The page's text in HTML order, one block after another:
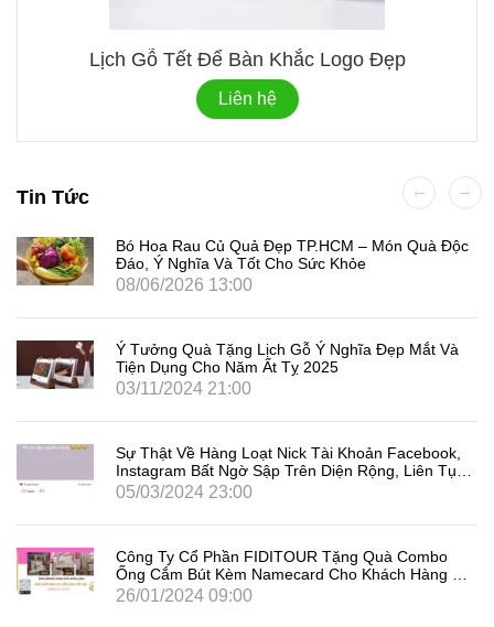
Lịch Gỗ Tết Để Bàn Khắc Logo Đẹp
Liên hệ
Tin Tức
Bó Hoa Rau Củ Quả Đẹp TP.HCM – Món Quà Độc
Đáo, Ý Nghĩa Và Tốt Cho Sức Khỏe
08/06/2026 13:00
Ý Tưởng Quà Tặng Lịch Gỗ Ý Nghĩa Đẹp Mắt Và
Tiện Dụng Cho Năm Ất Tỵ 2025
03/11/2024 21:00
Sự Thật Về Hàng Loạt Nick Tài Khoản Facebook,
Instagram Bất Ngờ Sập Trên Diện Rộng, Liên Tục
Đăng Xuất Người Dùng Là Gì
05/03/2024 23:00
Công Ty Cổ Phần FIDITOUR Tặng Quà Combo
Ống Cắm Bút Kèm Namecard Cho Khách Hàng Dịp
8/3
26/01/2024 09:00